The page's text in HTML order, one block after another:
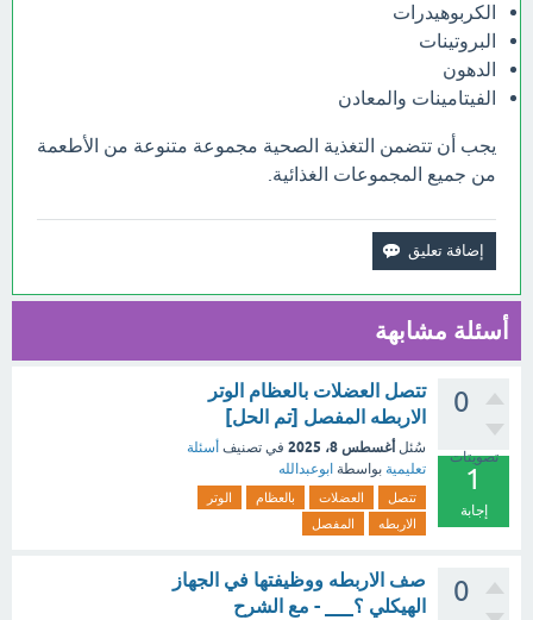
الكربوهيدرات
البروتينات
الدهون
الفيتامينات والمعادن
يجب أن تتضمن التغذية الصحية مجموعة متنوعة من الأطعمة
من جميع المجموعات الغذائية.
أسئلة مشابهة
0
تصويتات
1
إجابة
تتصل العضلات بالعظام الوتر
الاربطه المفصل [تم الحل]
سُئل أغسطس 8، 2025 في تصنيف أسئلة
تعليمية بواسطة ابوعبدالله
تتصل العضلات بالعظام
الوتر
الاربطه
المفصل
0
صف الاربطه ووظيفتها في الجهاز
الهيكلي ؟___ - مع الشرح